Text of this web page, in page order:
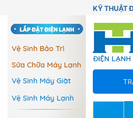
KỸ THUẬT